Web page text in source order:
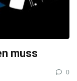
muss
0